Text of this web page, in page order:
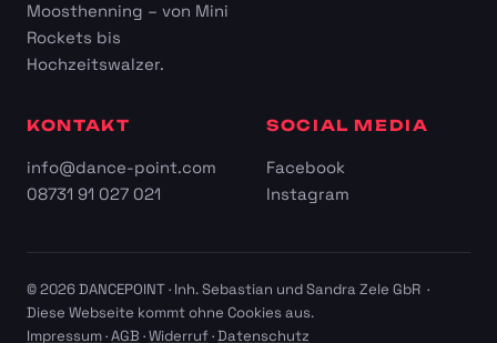
Moosthenning – von Mini
Rockets bis
Hochzeitswalzer.
KONTAKT
info@dance-point.com
08731 91 027 021
SOCIAL MEDIA
Facebook
Instagram
© 2026 DANCEPOINT · Inh. Sebastian und Sandra Zele GbR ·
Diese Webseite kommt ohne Cookies aus.
Impressum·AGB ·Widerruf·Datenschutz